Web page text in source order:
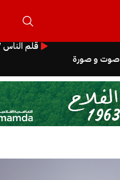
صوت و صورة
قلم الناس TV